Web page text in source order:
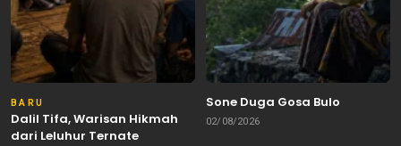
BARU
Dalil Tifa, Warisan Hikmah
dari Leluhur Ternate
Sone Duga Gosa Bulo
02/08/2026